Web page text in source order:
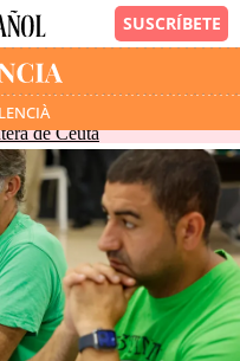
de Interior de la Eurocámara
de Ceuta